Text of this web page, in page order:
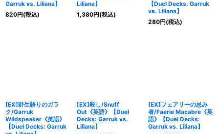
Garruk vs. Liliana】
820円(税込)
Liliana】
1,380円(税込)
【Duel Decks: Garruk
vs. Liliana】
280円(税込)
[EX]野生語りのガラ
ク/Garruk
Wildspeaker《英語》
【Duel Decks: Garruk
[EX]殺し/Snuff
Out《英語》【Duel
Decks: Garruk vs.
Liliana】
[EX]フェアリーの忌み
者/Faerie Macabre《英
語》【Duel Decks:
Garruk vs. Liliana】